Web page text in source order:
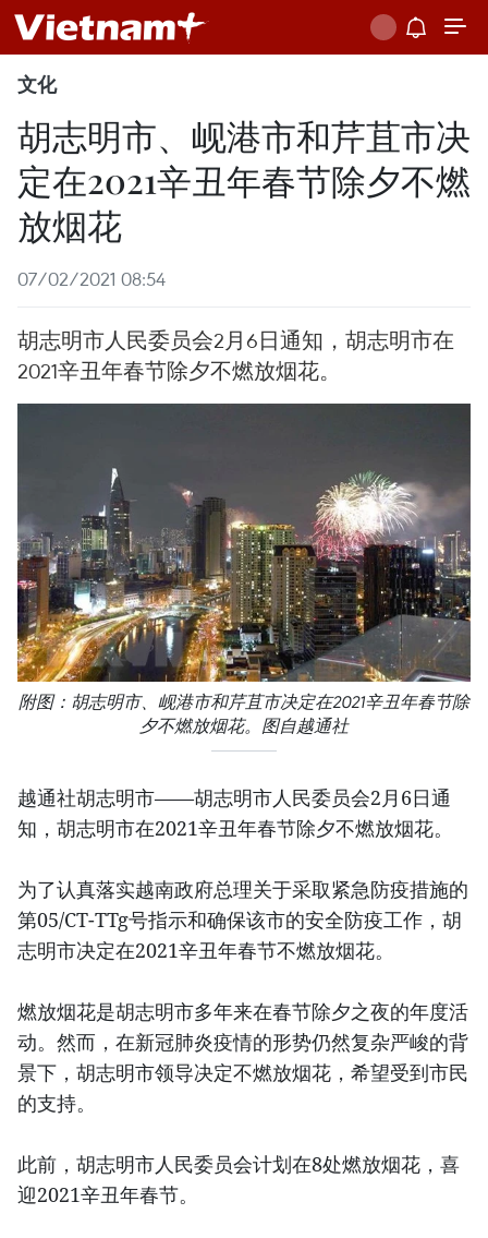
文化
胡志明市、岘港市和芹苴市决
定在2021辛丑年春节除夕不燃
放烟花
07/02/2021 08:54
胡志明市人民委员会2月6日通知，胡志明市在
2021辛丑年春节除夕不燃放烟花。
附图：胡志明市、岘港市和芹苴市决定在2021辛丑年春节除
夕不燃放烟花。图自越通社
越通社胡志明市——胡志明市人民委员会2月6日通
知，胡志明市在2021辛丑年春节除夕不燃放烟花。
为了认真落实越南政府总理关于采取紧急防疫措施的
第05/CT-TTg号指示和确保该市的安全防疫工作，胡
志明市决定在2021辛丑年春节不燃放烟花。
燃放烟花是胡志明市多年来在春节除夕之夜的年度活
动。然而，在新冠肺炎疫情的形势仍然复杂严峻的背
景下，胡志明市领导决定不燃放烟花，希望受到市民
的支持。
此前，胡志明市人民委员会计划在8处燃放烟花，喜
迎2021辛丑年春节。